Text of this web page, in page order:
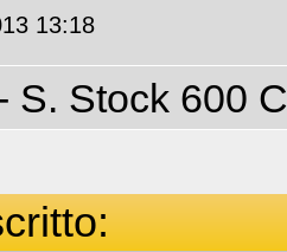
13:18
S. Stock 600